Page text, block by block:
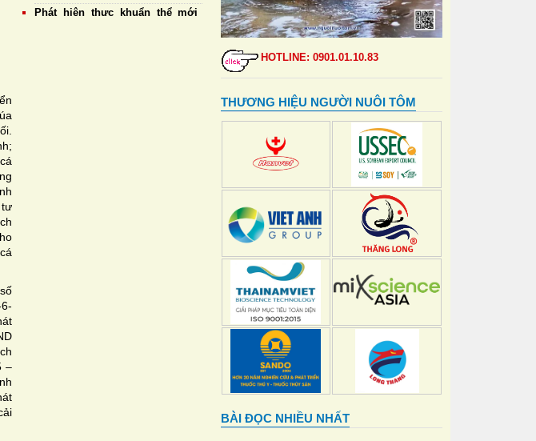
tư
–
Phát hiện thực khuẩn thể mới
HOTLINE: 0901.01.10.83
THƯƠNG HIỆU NGƯỜI NUÔI TÔM
BÀI ĐỌC NHIỀU NHẤT